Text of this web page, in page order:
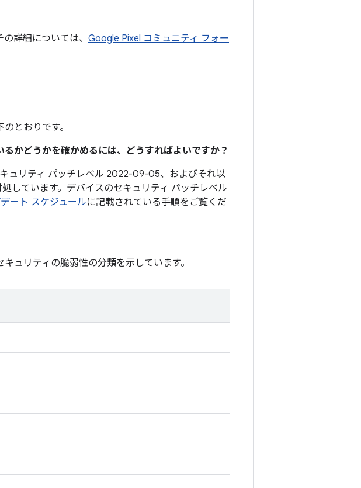
詳細については、 Google Pixel コミュニティ フォー
とおりです。
かどうかを確かめるには、どうすればよいですか？
ュリティ パッチレベル 2022-09-05、およびそれ以
しています。デバイスのセキュリティ パッチレベル
ート スケジュールに記載されている手順をご覧くだ
ュリティの脆弱性の分類を示しています。